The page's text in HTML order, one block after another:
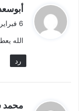
ي
ق
ل
6 فبراير, 2013 الساعة 9:29 م
الله
رد
ي
محمد